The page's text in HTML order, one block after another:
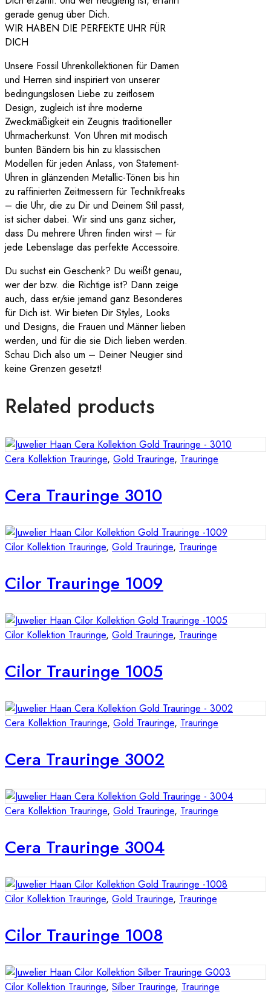
gerade genug über Dich.
WIR HABEN DIE PERFEKTE UHR FÜR
DICH
Unsere Fossil Uhrenkollektionen für Damen
und Herren sind inspiriert von unserer
bedingungslosen Liebe zu zeitlosem
Design, zugleich ist ihre moderne
Zweckmäßigkeit ein Zeugnis traditioneller
Uhrmacherkunst. Von Uhren mit modisch
bunten Bändern bis hin zu klassischen
Modellen für jeden Anlass, von Statement-
Uhren in glänzenden Metallic-Tönen bis hin
zu raffinierten Zeitmessern für Technikfreaks
– die Uhr, die zu Dir und Deinem Stil passt,
ist sicher dabei. Wir sind uns ganz sicher,
dass Du mehrere Uhren finden wirst – für
jede Lebenslage das perfekte Accessoire.
Du suchst ein Geschenk? Du weißt genau,
wer der bzw. die Richtige ist? Dann zeige
auch, dass er/sie jemand ganz Besonderes
für Dich ist. Wir bieten Dir Styles, Looks
und Designs, die Frauen und Männer lieben
werden, und für die sie Dich lieben werden.
Schau Dich also um – Deiner Neugier sind
keine Grenzen gesetzt!
Related products
Cera Kollektion Trauringe, Gold Trauringe, Trauringe
Cera Trauringe 3010
Cilor Kollektion Trauringe, Gold Trauringe, Trauringe
Cilor Trauringe 1009
Cilor Kollektion Trauringe, Gold Trauringe, Trauringe
Cilor Trauringe 1005
Cera Kollektion Trauringe, Gold Trauringe, Trauringe
Cera Trauringe 3002
Cera Kollektion Trauringe, Gold Trauringe, Trauringe
Cera Trauringe 3004
Cilor Kollektion Trauringe, Gold Trauringe, Trauringe
Cilor Trauringe 1008
Cilor Kollektion Trauringe, Silber Trauringe, Trauringe